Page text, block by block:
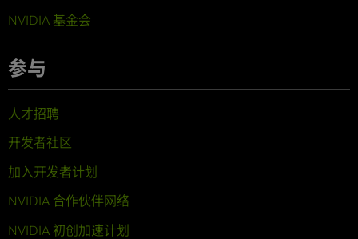
NVIDIA 基金会
参与
人才招聘
开发者社区
加入开发者计划
NVIDIA 合作伙伴网络
NVIDIA 初创加速计划